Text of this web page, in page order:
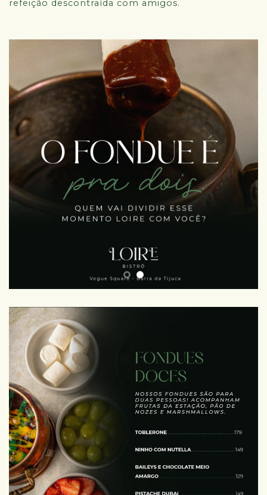
refeição descontraída com amigos.